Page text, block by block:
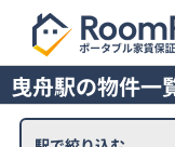
曳舟駅の物件一